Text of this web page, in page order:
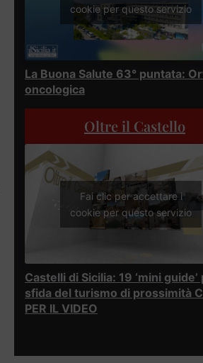
cookie per questo servizio
La Buona Salute 63° puntata:
oncologica
Oltre il Castello
Fai clic per accettare i
cookie per questo servizio
Castelli di Sicilia: 19 ‘mini guide’
sfida del turismo di prossimità
PER IL VIDEO